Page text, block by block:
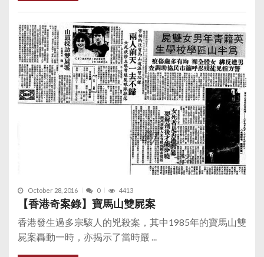
October 28, 2016 0 4413
【香港奇案錄】寶馬山雙屍案
香港發生過多宗駭人的兇殺案，其中1985年的寶馬山雙
屍案轟動一時，亦揭示了當時嚴 ...